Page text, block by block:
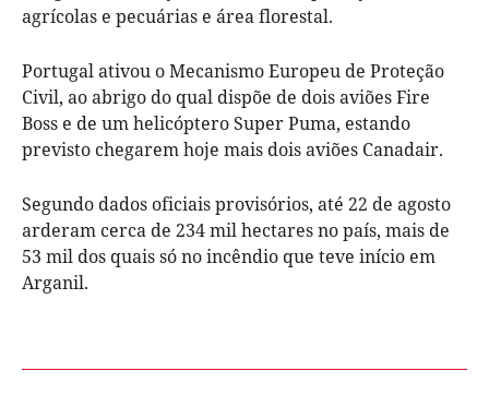
agrícolas e pecuárias e área florestal.
Portugal ativou o Mecanismo Europeu de Proteção
Civil, ao abrigo do qual dispõe de dois aviões Fire
Boss e de um helicóptero Super Puma, estando
previsto chegarem hoje mais dois aviões Canadair.
Segundo dados oficiais provisórios, até 22 de agosto
arderam cerca de 234 mil hectares no país, mais de
53 mil dos quais só no incêndio que teve início em
Arganil.